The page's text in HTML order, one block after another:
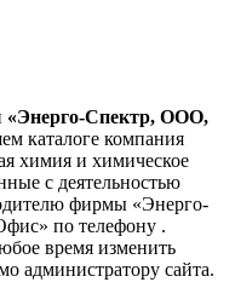
«Энерго-Спектр, ООО,
каталоге компания
химия и химическое
с деятельностью
фирмы «Энерго-
по телефону .
время изменить
администратору сайта.